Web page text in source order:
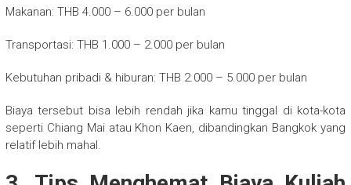
Makanan: THB 4.000 – 6.000 per bulan
Transportasi: THB 1.000 – 2.000 per bulan
Kebutuhan pribadi & hiburan: THB 2.000 – 5.000 per bulan
Biaya tersebut bisa lebih rendah jika kamu tinggal di kota-kota
seperti Chiang Mai atau Khon Kaen, dibandingkan Bangkok yang
relatif lebih mahal.